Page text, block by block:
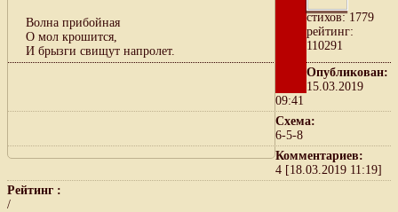
Волна прибойная
О мол крошится,
И брызги свищут напролет.
cтихов: 1779
рейтинг:
110291
Опубликован:
15.03.2019
09:41
Схема:
6-5-8
Комментариев:
4 [18.03.2019 11:19]
Рейтинг :
/